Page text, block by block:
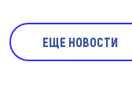
ЕЩЕ НОВОСТИ